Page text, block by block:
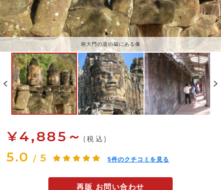
南大門の道の脇にある像
¥4,885～ (税込)
5.0 / 5 5件のクチコミを見る
再販 お問い合わせ